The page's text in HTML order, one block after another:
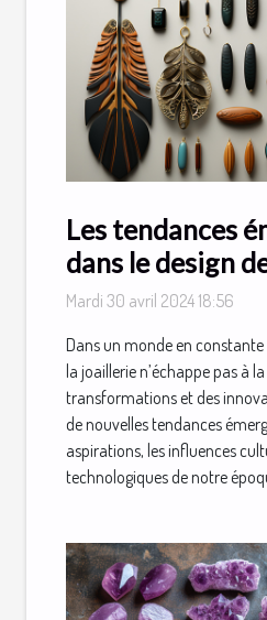
Les tendances
dans le design
2024
Mardi 30 avril 2024 18:56
Dans un monde en
la joaillerie n’échappe pas à
transformations et des
de nouvelles tendances
aspirations, les influences
technologiques de notre